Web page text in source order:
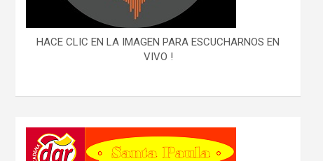
HACE CLIC EN LA IMAGEN PARA ESCUCHARNOS EN
VIVO !